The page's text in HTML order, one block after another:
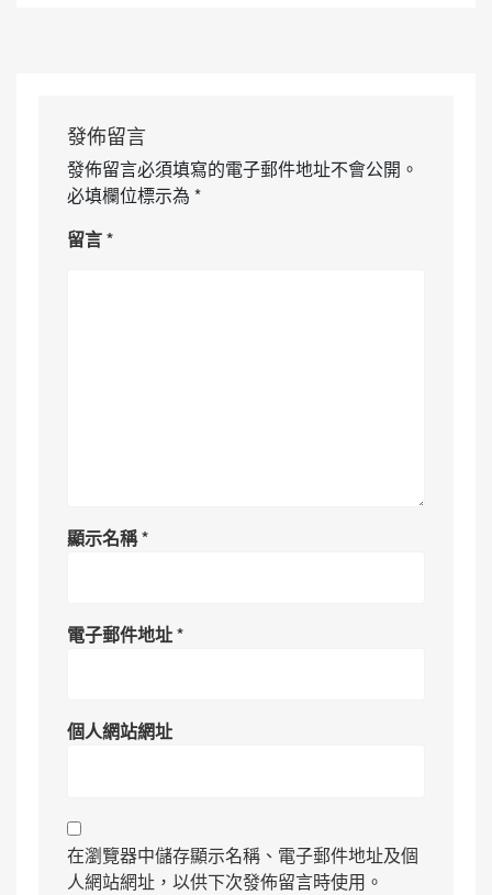
發佈留言
發佈留言必須填寫的電子郵件地址不會公開。
必填欄位標示為 *
留言*
顯示名稱*
電子郵件地址*
個人網站網址
在瀏覽器中儲存顯示名稱、電子郵件地址及個
人網站網址，以供下次發佈留言時使用。